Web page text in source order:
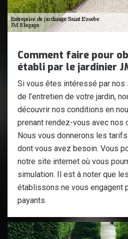
Comment faire pour
établi par le jardinier
Si vous êtes intéressé par nos
de l’entretien de votre jardin,
découvrir nos conditions en
prenant rendez-vous avec nos
Nous vous donnerons les
dont vous avez besoin. Vous
notre site internet où vous
simulation. Il est à noter que
établissons ne vous engagent
payants.